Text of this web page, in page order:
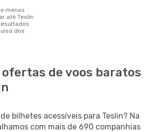
até Teslin
dos
de voos baratos
bilhetes acessíveis para Teslin? Na
com mais de 690 companhias